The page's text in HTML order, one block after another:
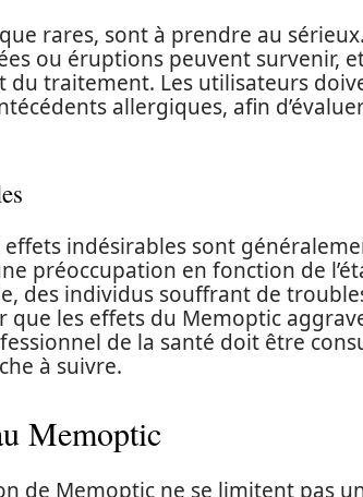
rares, sont à prendre au
ou éruptions peuvent survenir,
du traitement. Les utilisateurs
allergiques, afin
indésirables sont
préoccupation en fonction de
des individus souffrant de
les effets du Memoptic
de la santé doit être
à suivre.
Memoptic
de Memoptic ne se limitent pas